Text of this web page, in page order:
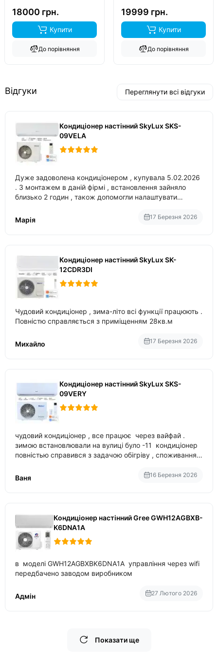
18000 грн.
Купити
До порівняння
19999 грн.
Купити
До порівняння
Відгуки Переглянути всі відгуки
Кондиціонер настінний SkyLux SKS-
09VELA
Дуже задоволена кондиціонером , купувала 5.02.2026
. З монтажем в даній фірмі , встановлення зайняло
близько 2 годин , також допомогли налаштувати
Марія
17 Березня 2026
Кондиціонер настінний SkyLux SK-
12CDR3DI
Чудовий кондиціонер , зима-літо всі функції працюють .
Повністю справляється з приміщенням 28кв.м
Михайло 17 Березня 2026
Кондиціонер настінний SkyLux SKS-
09VERY
чудовий кондиціонер , все працює через вайфай .
зимою встановлювали на вулиці було -11 кондиціонер
повністью справився з задачою обігріву , споживання
температури
Ваня 16 Березня 2026
Кондиціонер настінний Gree GWH12AGBXB-
K6DNA1A
в моделі GWH12AGBXBK6DNA1A управління через wifi
передбачено заводом виробником
Адмін 27 Лютого 2026
Показати ще